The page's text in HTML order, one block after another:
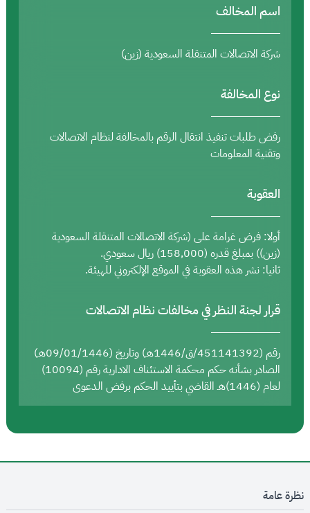
اسم المخالف
شركة الاتصالات المتنقلة السعودية (زين)
نوع المخالفة
رفض طلبات تنفيذ انتقال الرقم بالمخالفة لنظام الاتصالات
وتقنية المعلومات
العقوبة
أولا: فرض غرامة على (شركة الاتصالات المتنقلة السعودية
(زين)) بمبلغ قدره (158,000) ريال سعودي.
ثانيا: نشر هذه العقوبة في الموقع الإلكتروني للهيئة.
قرار لجنة النظر في مخالفات نظام الاتصالات
رقم (451141392/ق/1446هـ) وتاريخ (09/01/1446هـ)
الصادر بشأنه حكم محكمة الاستئناف الادارية رقم (10094)
لعام (1446)هـ القاضي بتأييد الحكم برفض الدعوى
نظرة عامة